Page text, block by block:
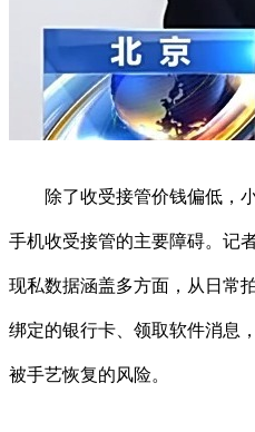
除了收受接管价钱偏低，小
手机收受接管的主要障碍。记
现私数据涵盖多方面，从日常
绑定的银行卡、领取软件消息
被手艺恢复的风险。